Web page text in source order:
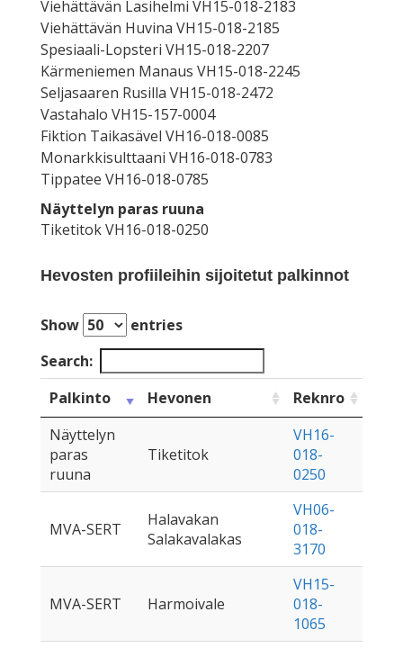
Viehättävän Lasihelmi VH15-018-2183
Viehättävän Huvina VH15-018-2185
Spesiaali-Lopsteri VH15-018-2207
Kärmeniemen Manaus VH15-018-2245
Seljasaaren Rusilla VH15-018-2472
Vastahalo VH15-157-0004
Fiktion Taikasävel VH16-018-0085
Monarkkisulttaani VH16-018-0783
Tippatee VH16-018-0785
Näyttelyn paras ruuna
Tiketitok VH16-018-0250
Hevosten profiileihin sijoitetut palkinnot
Show
entries
Search:
Palkinto
Hevonen
Reknro
Näyttelyn
paras
ruuna
Tiketitok
VH16-
018-
0250
MVA-SERT
Halavakan
Salakavalakas
VH06-
018-
3170
MVA-SERT Harmoivale
VH15-
018-
1065